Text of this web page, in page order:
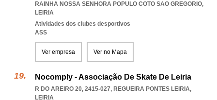
RAINHA NOSSA SENHORA POPULO COTO SAO GREGORIO,
LEIRIA
Atividades dos clubes desportivos
ASS
Ver empresa Ver no Mapa
Nocomply - Associação De Skate De Leiria
R DO AREIRO 20, 2415-027, REGUEIRA PONTES LEIRIA,
LEIRIA